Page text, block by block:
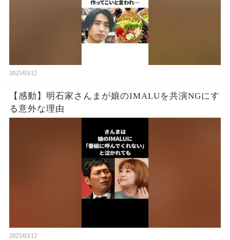
2025/03/12
【感動】明石家さんまが娘のIMALUを共演NGにす
る意外な理由
2025/03/12